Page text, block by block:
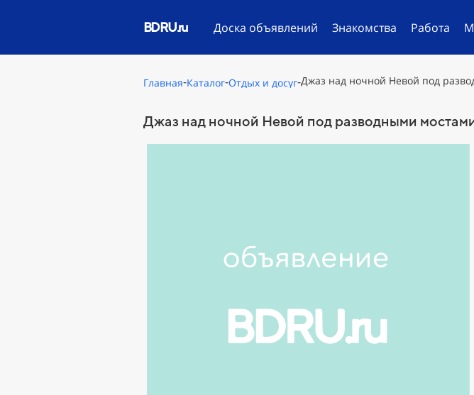
BDRU.ru Доска объявлений Знакомства Работа
Главная-Каталог-Отдых и досуг-Джаз над ночной Невой под
Джаз над ночной Невой под разводными